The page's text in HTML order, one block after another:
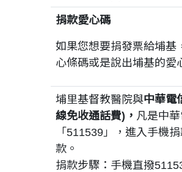
捐款愛心碼
如果您想要捐發票給埔基
心條碼或是說出埔基的愛
埔里基督教醫院與中華電
線免收通話費)， 凡是中
「511539」，進入手機
款。
捐款步驟：手機直撥